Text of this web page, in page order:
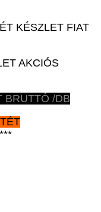
KÉSZLET FIAT
AKCIÓS
BRUTTÓ /DB
***